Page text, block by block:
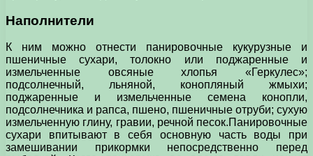
Наполнители
К ним можно отнести панировочные кукурузные и
пшеничные сухари, толокно или поджаренные и
измельченные овсяные хлопья «Геркулес»;
подсолнечный, льняной, конопляный жмыхи;
поджаренные и измельченные семена конопли,
подсолнечника и рапса, пшено, пшеничные отруби; сухую
измельченную глину, гравии, речной песок.Панировочные
сухари впитывают в себя основную часть воды при
замешивании прикормки непосредственно перед